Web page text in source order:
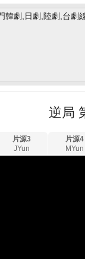
劇,日劇,陸劇,台劇線
逆局
片源3
JYun
片源4
MYun